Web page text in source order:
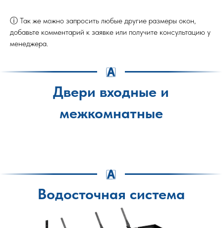
ⓘ Так же можно запросить любые другие размеры окон,
добавьте комментарий к заявке или получите консультацию у
менеджера.
Двери входные и
межкомнатные
Водосточная система